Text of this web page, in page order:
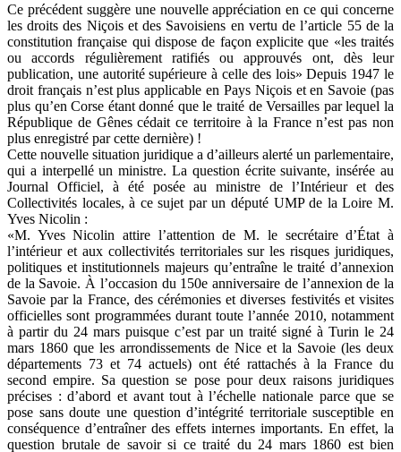
Ce précédent suggère une nouvelle appréciation en ce qui concerne
les droits des Niçois et des Savoisiens en vertu de l’article 55 de la
constitution française qui dispose de façon explicite que «les traités
ou accords régulièrement ratifiés ou approuvés ont, dès leur
publication, une autorité supérieure à celle des lois» Depuis 1947 le
droit français n’est plus applicable en Pays Niçois et en Savoie (pas
plus qu’en Corse étant donné que le traité de Versailles par lequel la
République de Gênes cédait ce territoire à la France n’est pas non
plus enregistré par cette dernière) !
Cette nouvelle situation juridique a d’ailleurs alerté un parlementaire,
qui a interpellé un ministre. La question écrite suivante, insérée au
Journal Officiel, à été posée au ministre de l’Intérieur et des
Collectivités locales, à ce sujet par un député UMP de la Loire M.
Yves Nicolin :
«M. Yves Nicolin attire l’attention de M. le secrétaire d’État à
l’intérieur et aux collectivités territoriales sur les risques juridiques,
politiques et institutionnels majeurs qu’entraîne le traité d’annexion
de la Savoie. À l’occasion du 150e anniversaire de l’annexion de la
Savoie par la France, des cérémonies et diverses festivités et visites
officielles sont programmées durant toute l’année 2010, notamment
à partir du 24 mars puisque c’est par un traité signé à Turin le 24
mars 1860 que les arrondissements de Nice et la Savoie (les deux
départements 73 et 74 actuels) ont été rattachés à la France du
second empire. Sa question se pose pour deux raisons juridiques
précises : d’abord et avant tout à l’échelle nationale parce que se
pose sans doute une question d’intégrité territoriale susceptible en
conséquence d’entraîner des effets internes importants. En effet, la
question brutale de savoir si ce traité du 24 mars 1860 est bien